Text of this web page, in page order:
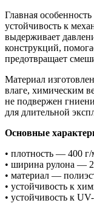
Главная
устойчивость к
выдерживает
конструкций,
предотвращает
Материал
влаге, химическим
не подвержен
для длительной
Основные
• плотность — 400 г/
• ширина рулона —
• материал —
• устойчивость к
• устойчивость к